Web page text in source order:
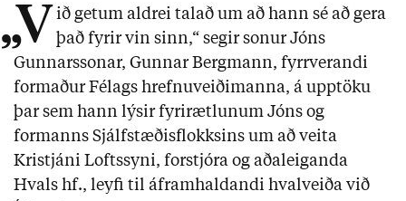
„V ið getum aldrei talað um að hann sé að gera
það fyrir vin sinn,“segir sonur Jóns
Gunnarssonar, Gunnar Bergmann, fyrrverandi
formaður Félags hrefnuveiðimanna, á upptöku
þar sem hann lýsir fyrirætlunum Jóns og
formanns Sjálfstæðisflokksins um að veita
Kristjáni Loftssyni, forstjóra og aðaleiganda
Hvals hf., leyfi til áframhaldandi hvalveiða við